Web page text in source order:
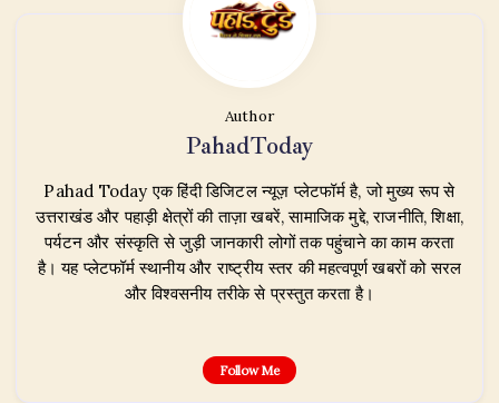
Author
PahadToday
Pahad Today एक हिंदी डिजिटल न्यूज़ प्लेटफॉर्म है, जो मुख्य रूप से
उत्तराखंड और पहाड़ी क्षेत्रों की ताज़ा खबरें, सामाजिक मुद्दे, राजनीति, शिक्षा,
पर्यटन और संस्कृति से जुड़ी जानकारी लोगों तक पहुंचाने का काम करता
है। यह प्लेटफॉर्म स्थानीय और राष्ट्रीय स्तर की महत्वपूर्ण खबरों को सरल
और विश्वसनीय तरीके से प्रस्तुत करता है।
Follow Me